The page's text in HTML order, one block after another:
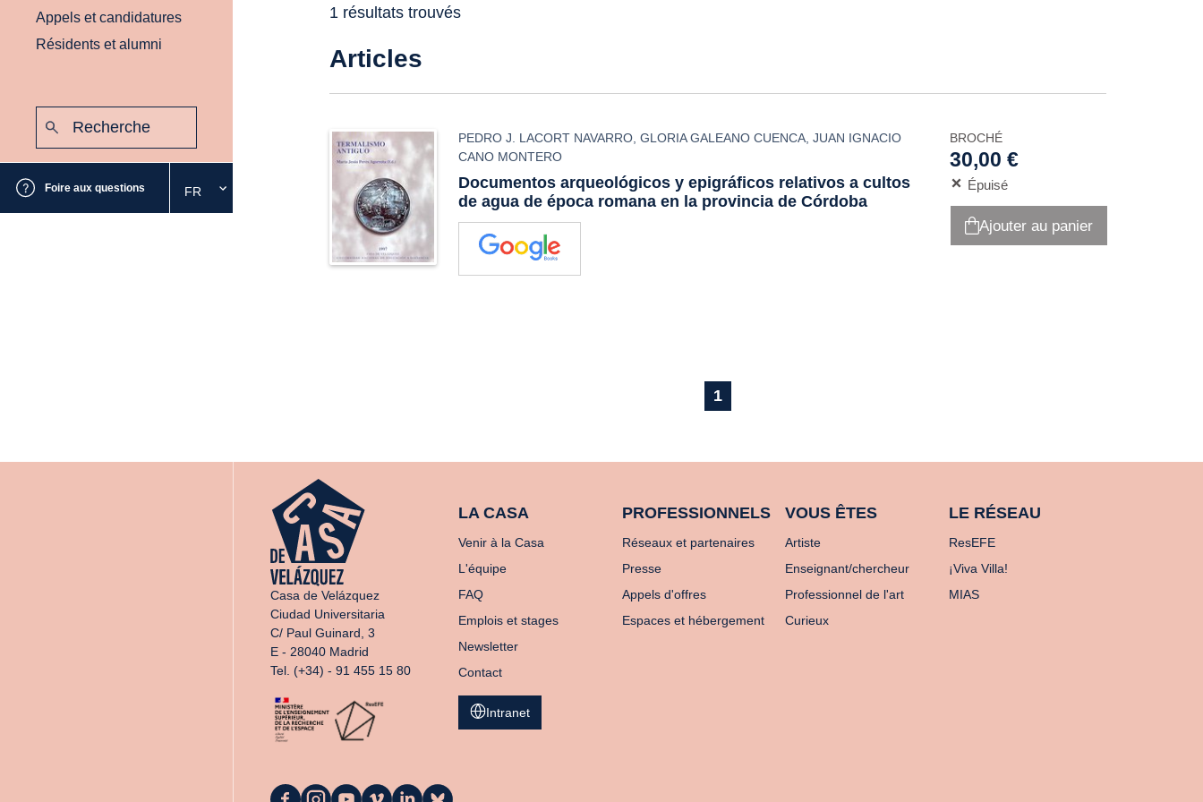
Appels et candidatures
Résidents et alumni
Foire aux questions
Sélectionnez
la
FR
1 résultats trouvés
Articles
PEDRO J. LACORT NAVARRO ,GLORIA GALEANO CUENCA ,JUAN IGNACIO
CANO MONTERO
Documentos arqueológicos y epigráficos relativos a cultos
de agua de época romana en la provincia de Córdoba
BROCHÉ
30,00 €
Épuisé
Ajouter au panier
1
Casa de Velázquez
Ciudad Universitaria
C/ Paul Guinard, 3
E - 28040 Madrid
Tel. (+34) - 91 455 15 80
LA CASA
Venir à la Casa
L'équipe
FAQ
Emplois et stages
Newsletter
Contact
PROFESSIONNELS
Réseaux et partenaires
Presse
Appels d'offres
Espaces et hébergement
VOUS ÊTES
Artiste
Enseignant/chercheur
Professionnel de l'art
Curieux
LE RÉSEAU
ResEFE
¡Viva Villa!
MIAS
Intranet